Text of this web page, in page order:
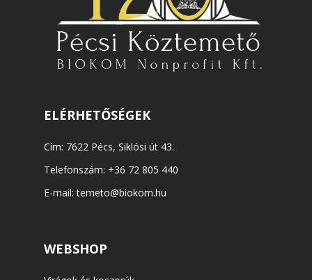
ELÉRHETŐSÉGEK
Cím: 7622 Pécs, Siklósi út 43.
Telefonszám: +36 72 805 440
E-mail:temeto@biokom.hu
WEBSHOP